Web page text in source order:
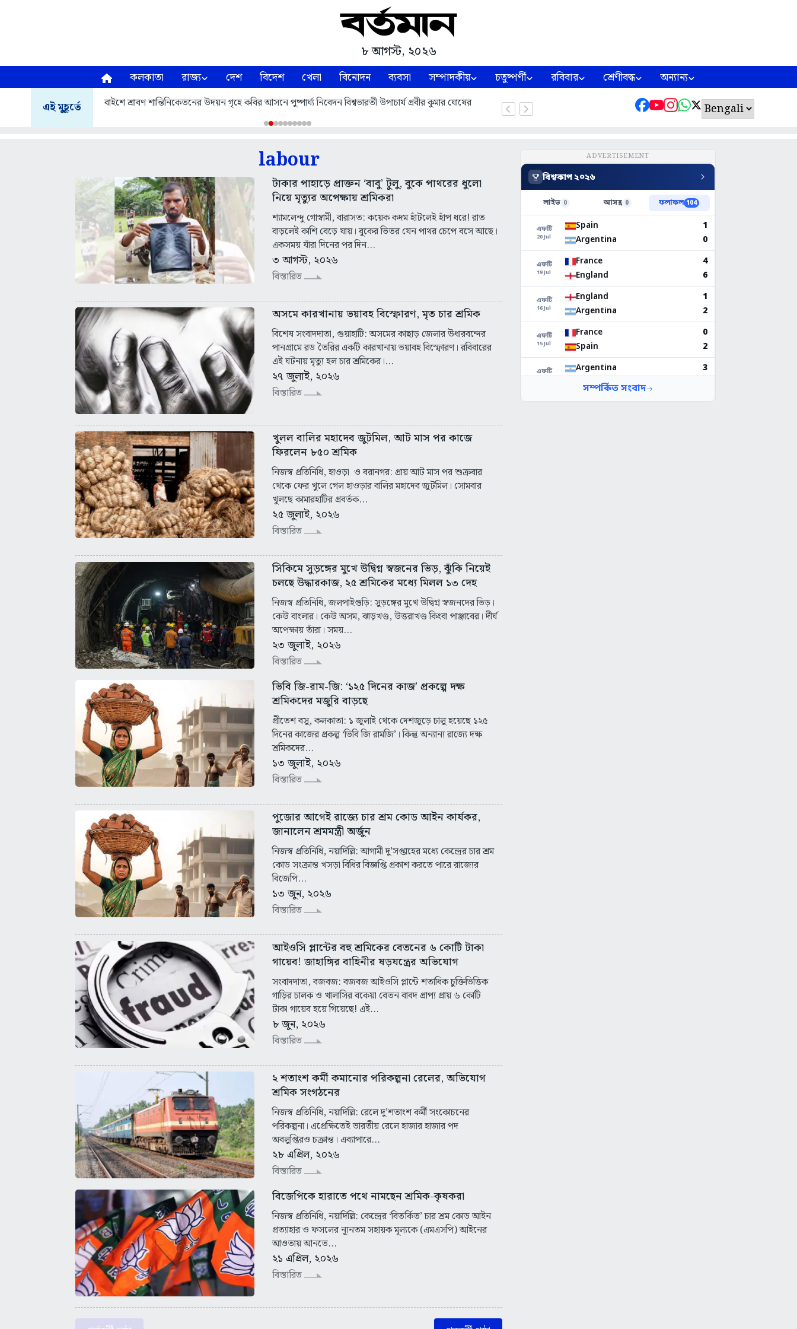
৮ আগস্ট, ২০২৬
কলকাতা রাজ্য দেশ বিদেশ খেলা বিনোদন ব্যবসা সম্পাদকীয় চতুষ্পর্ণী রবিবার শ্রেণীবদ্ধ অন্যান্য
এই মুহূর্তে বাইশে শ্রাবণ শান্তিনিকেতনের উদয়ন গৃহে কবির আসনে পুষ্পার্ঘ্য নিবেদন বিশ্বভারতী উপাচার্য প্রবীর কুমার ঘোষের
labour
টাকার পাহাড়ে প্রাক্তন ‘বাবু’ টুলু, বুকে পাথরের ধুলো
নিয়ে মৃত্যুর অপেক্ষায় শ্রমিকরা
শ্যামলেন্দু গোস্বামী, বারাসত: কয়েক কদম হাঁটলেই হাঁপ ধরে! রাত
বাড়লেই কাশি বেড়ে যায়। বুকের ভিতর যেন পাথর চেপে বসে আছে।
একসময় যাঁরা দিনের পর দিন...
৩ আগস্ট, ২০২৬
বিস্তারিত
অসমে কারখানায় ভয়াবহ বিস্ফোরণ, মৃত চার শ্রমিক
বিশেষ সংবাদদাতা, গুয়াহাটি: অসমের কাছাড় জেলার উধারবন্দের
পানগ্রামে রড তৈরির একটি কারখানায় ভয়াবহ বিস্ফোরণ। রবিবারের
এই ঘটনায় মৃত্যু হল চার শ্রমিকের।...
২৭ জুলাই, ২০২৬
বিস্তারিত
খুলল বালির মহাদেব জুটমিল, আট মাস পর কাজে
ফিরলেন ৮৫০ শ্রমিক
নিজস্ব প্রতিনিধি, হাওড়া ও বরানগর: প্রায় আট মাস পর শুক্রবার
থেকে ফের খুলে গেল হাওড়ার বালির মহাদেব জুটমিল। সোমবার
খুলছে কামারহাটির প্রবর্তক...
২৫ জুলাই, ২০২৬
বিস্তারিত
সিকিমে সুড়ঙ্গের মুখে উদ্বিগ্ন স্বজনের ভিড়, ঝুঁকি নিয়েই
চলছে উদ্ধারকাজ, ২৫ শ্রমিকের মধ্যে মিলল ১৩ দেহ
নিজস্ব প্রতিনিধি, জলপাইগুড়ি: সুড়ঙ্গের মুখে উদ্বিগ্ন স্বজনদের ভিড়।
কেউ বাংলার। কেউ অসম, ঝাড়খণ্ড, উত্তরাখণ্ড কিংবা পাঞ্জাবের। দীর্ঘ
অপেক্ষায় তাঁরা। সময়...
২৩ জুলাই, ২০২৬
বিস্তারিত
ভিবি জি-রাম-জি: ‘১২৫ দিনের কাজ’ প্রকল্পে দক্ষ
শ্রমিকদের মজুরি বাড়ছে
প্রীতেশ বসু, কলকাতা: ১ জুলাই থেকে দেশজুড়ে চালু হয়েছে ১২৫
দিনের কাজের প্রকল্প ‘ভিবি জি রামজি’। কিন্তু অন্যান্য রাজ্যে দক্ষ
শ্রমিকদের...
১৩ জুলাই, ২০২৬
বিস্তারিত
পুজোর আগেই রাজ্যে চার শ্রম কোড আইন কার্যকর,
জানালেন শ্রমমন্ত্রী অর্জুন
নিজস্ব প্রতিনিধি, নয়াদিল্লি: আগামী দু’সপ্তাহের মধ্যে কেন্দ্রের চার শ্রম
কোড সংক্রান্ত খসড়া বিধির বিজ্ঞপ্তি প্রকাশ করতে পারে রাজ্যের
বিজেপি...
১৩ জুন, ২০২৬
বিস্তারিত
আইওসি প্লান্টের বহু শ্রমিকের বেতনের ৬ কোটি টাকা
গায়েব! জাহাঙ্গির বাহিনীর ষড়যন্ত্রের অভিযোগ
সংবাদদাতা, বজবজ: বজবজ আইওসি প্লান্টে শতাধিক চুক্তিভিত্তিক
গাড়ির চালক ও খালাসির বকেয়া বেতন বাবদ প্রাপ্য প্রায় ৬ কোটি
টাকা গায়েব হয়ে গিয়েছে! এই...
৮ জুন, ২০২৬
বিস্তারিত
২ শতাংশ কর্মী কমানোর পরিকল্পনা রেলের, অভিযোগ
শ্রমিক সংগঠনের
নিজস্ব প্রতিনিধি, নয়াদিল্লি: রেলে দু’শতাংশ কর্মী সংকোচনের
পরিকল্পনা। এপ্রেক্ষিতেই ভারতীয় রেলে হাজার হাজার পদ
অবলুপ্তিরও চক্রান্ত। এব্যাপারে...
২৮ এপ্রিল, ২০২৬
বিস্তারিত
বিজেপিকে হারাতে পথে নামছেন শ্রমিক-কৃষকরা
নিজস্ব প্রতিনিধি, নয়াদিল্লি: কেন্দ্রের ‘বিতর্কিত’ চার শ্রম কোড আইন
প্রত্যাহার ও ফসলের ন্যূনতম সহায়ক মূল্যকে (এমএসপি) আইনের
আওতায় আনতে...
২১ এপ্রিল, ২০২৬
বিস্তারিত
ADVERTISEMENT